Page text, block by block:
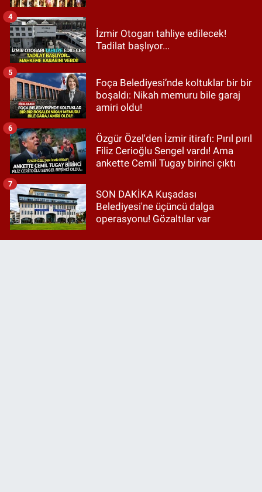
İzmir Otogarı tahliye edilecek!
Tadilat başlıyor...
4
Foça Belediyesi’nde koltuklar bir bir
boşaldı: Nikah memuru bile garaj
amiri oldu!
5
Özgür Özel'den İzmir itirafı: Pırıl pırıl
Filiz Cerioğlu Sengel vardı! Ama
ankette Cemil Tugay birinci çıktı
6
SON DAKİKA Kuşadası
Belediyesi'ne üçüncü dalga
operasyonu! Gözaltılar var
7